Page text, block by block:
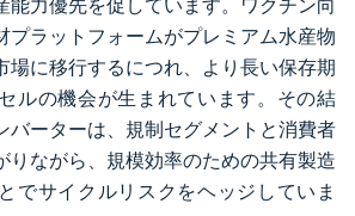
能力優先を促しています。ワクチン向
プラットフォームがプレミアム水産物
場に移行するにつれ、より長い保存期
ルの機会が生まれています。その結
バーターは、規制セグメントと消費者
りながら、規模効率のための共有製造
でサイクルリスクをヘッジしていま